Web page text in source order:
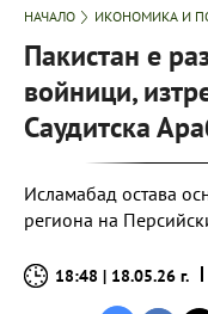
НАЧАЛО ИКОНОМИКА И
Пакистан е
войници,
Саудитска
Исламабад остава
региона на
18:48 | 18.05.26 г.